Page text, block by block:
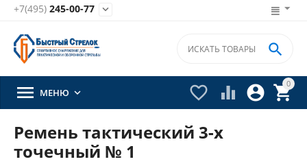
+7(495) 245-00-77 
0


 

 МЕНЮ 
Ремень тактический 3-х
точечный № 1